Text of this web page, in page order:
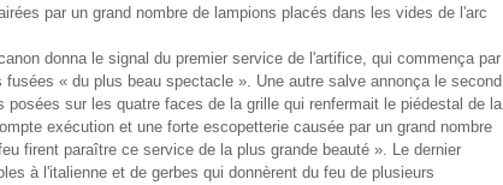
par un grand nombre de lampions placés dans les vides de l'arc
donna le signal du premier service de l'artifice, qui commença par
fusées « du plus beau spectacle ». Une autre salve annonça le second
posées sur les quatre faces de la grille qui renfermait le piédestal de la
exécution et une forte escopetterie causée par un grand nombre
firent paraître ce service de la plus grande beauté ». Le dernier
à l'italienne et de gerbes qui donnèrent du feu de plusieurs